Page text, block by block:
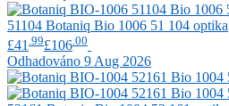
51104 Botaniq Bio 1006 51 104 optika
£41 .99£106.00
Odhadováno 9 Aug 2026